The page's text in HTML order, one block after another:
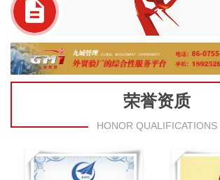
荣誉资质
HONOR QUALIFICATIONS